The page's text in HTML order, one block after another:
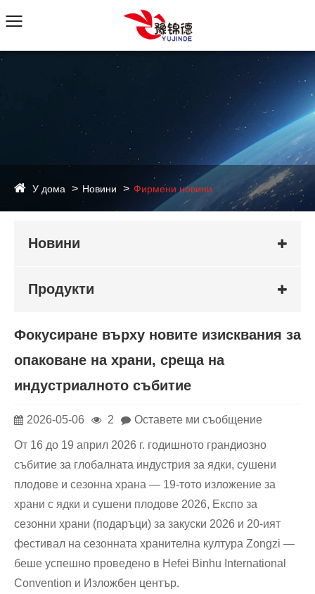
У дома Новини Фирмени новини
Новини
Продукти
Фокусиране върху новите изисквания за
опаковане на храни, среща на
индустриалното събитие
2026-05-06 2 Оставете ми съобщение
От 16 до 19 април 2026 г. годишното грандиозно
събитие за глобалната индустрия за ядки, сушени
плодове и сезонна храна — 19-тото изложение за
храни с ядки и сушени плодове 2026, Експо за
сезонни храни (подаръци) за закуски 2026 и 20-ият
фестивал на сезонната хранителна култура Zongzi —
беше успешно проведено в Hefei Binhu International
Convention и Изложбен център.